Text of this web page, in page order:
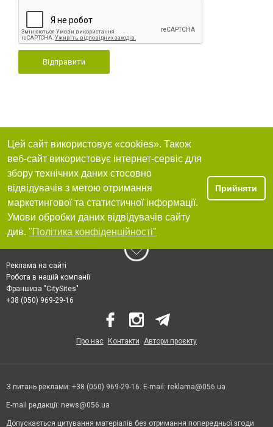
Відправити
Цей сайт використовує «cookies». Також
веб-сайт використовує інтернет-сервіс для
збору технічних даних стосовно
відвідувачів з метою отримання
маркетингової та статистичної інформації.
Умови обробки даних відвідувачів сайту
див. "Політика конфіденційності"
Прийняти
Реклама на сайті
Робота в нашій компанії
Франшиза "CitySites"
+38 (050) 969-29-16
Про нас Контакти Автори проєкту
З питань реклами: +38 (050) 969-29-16. E-mail: reklama@056.ua
E-mail редакції: news@056.ua
Допускається цитування матеріалів без отримання попередньої згоди